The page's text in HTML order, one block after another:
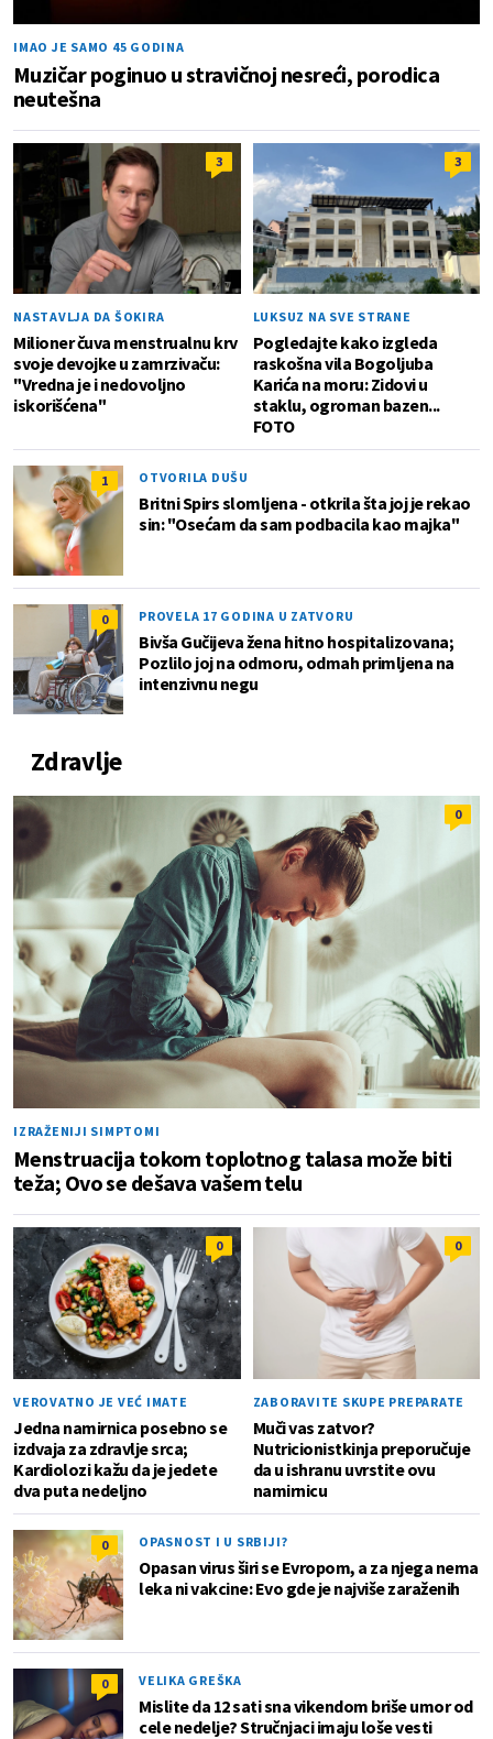
IMAO JE SAMO 45 GODINA
Muzičar poginuo u stravičnoj nesreći, porodica
neutešna
3
NASTAVLJA DA ŠOKIRA
Milioner čuva menstrualnu krv
svoje devojke u zamrzivaču:
"Vredna je i nedovoljno
iskorišćena"
3
LUKSUZ NA SVE STRANE
Pogledajte kako izgleda
raskošna vila Bogoljuba
Karića na moru: Zidovi u
staklu, ogroman bazen...
FOTO
1 OTVORILA DUŠU
Britni Spirs slomljena - otkrila šta joj je rekao
sin: "Osećam da sam podbacila kao majka"
0 PROVELA 17 GODINA U ZATVORU
Bivša Gučijeva žena hitno hospitalizovana;
Pozlilo joj na odmoru, odmah primljena na
intenzivnu negu
Zdravlje
0
IZRAŽENIJI SIMPTOMI
Menstruacija tokom toplotnog talasa može biti
teža; Ovo se dešava vašem telu
0
VEROVATNO JE VEĆ IMATE
Jedna namirnica posebno se
izdvaja za zdravlje srca;
Kardiolozi kažu da je jedete
dva puta nedeljno
0
ZABORAVITE SKUPE PREPARATE
Muči vas zatvor?
Nutricionistkinja preporučuje
da u ishranu uvrstite ovu
namirnicu
0 OPASNOST I U SRBIJI?
Opasan virus širi se Evropom, a za njega nema
leka ni vakcine: Evo gde je najviše zaraženih
0 VELIKA GREŠKA
Mislite da 12 sati sna vikendom briše umor od
cele nedelje? Stručnjaci imaju loše vesti